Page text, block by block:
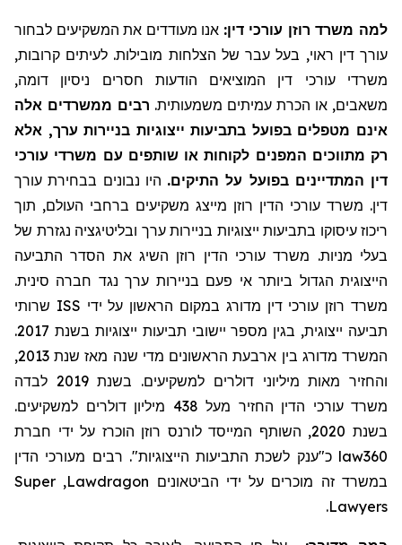
למה משרד רוזן עורכי דין: אנו מעודדים את המשקיעים לבחור
עורך דין ראוי, בעל עבר של הצלחות מובילות. לעיתים קרובות,
משרדי עורכי דין המוציאים הודעות חסרים ניסיון דומה,
משאבים, או הכרת עמיתים משמעותית. רבים ממשרדים אלה
אינם מטפלים בפועל בתביעות ייצוגיות בניירות ערך, אלא
רק מתווכים המפנים לקוחות או שותפים עם משרדי עורכי
דין המתדיינים בפועל על התיקים. היו נבונים בבחירת עורך
דין. משרד עורכי הדין רוזן מייצג משקיעים ברחבי העולם, תוך
ריכוז עיסוקו בתביעות ייצוגיות בניירות ערך ובליטיגציה נגזרת של
בעלי מניות. משרד עורכי הדין רוזן השיג את הסדר התביעה
הייצוגית הגדול ביותר אי פעם בניירות ערך נגד חברה סינית.
משרד רוזן עורכי דין מדורג במקום הראשון על ידי ISS שרותי
תביעה ייצוגית, בגין מספר יישובי תביעות ייצוגיות בשנת 2017.
המשרד מדורג בין ארבעת הראשונים מדי שנה מאז שנת 2013,
והחזיר מאות מיליוני דולרים למשקיעים. בשנת 2019 לבדה
משרד עורכי הדין החזיר מעל
438 מיליון דולרים למשקיעים.
בשנת 2020, השותף המייסד לורנס רוזן הוכרז על ידי חברת
law360 כ"ענק לשכת התביעות הייצוגיות". רבים מעורכי הדין
במשרד זה מוכרים על ידי הביטאונים Lawdragon
,
Super
Lawyers
.